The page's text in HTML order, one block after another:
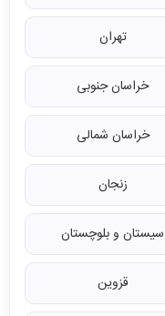
تهران
خراسان جنوبی
خراسان شمالی
زنجان
سیستان و بلوچستان
قزوین